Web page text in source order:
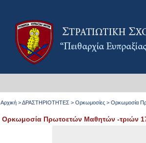
Αρχική >ΔΡΑΣΤΗΡΙΟΤΗΤΕΣ > Ορκωμοσίες > Ορκωμοσία
Ορκωμοσία Πρωτοετών Μαθητών -τριών